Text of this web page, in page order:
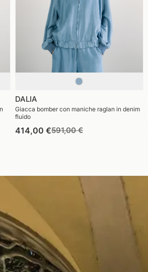
DALIA
Giacca bomber con maniche raglan in denim
fluido
414,00 €Prezzo
591,00 €Prezzo